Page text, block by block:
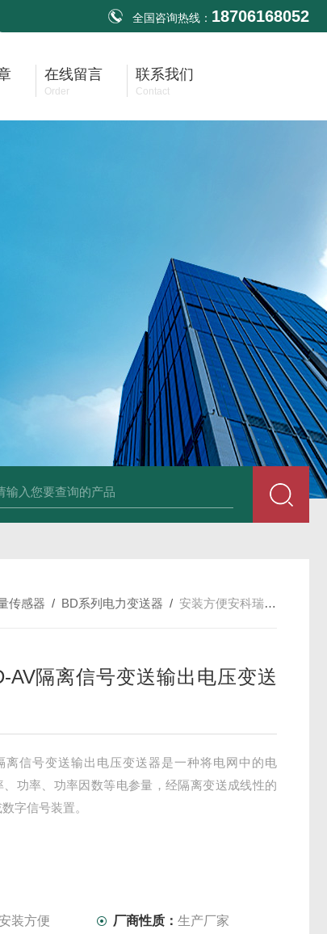
全国咨询热线： 18706168052
在线留言
Order
联系我们
Contact
0.4/B终端安防ANSNP 化解零线过载电气隐患 数据冻结
传感器 / BD系列电力变送器 / 安装方便安科瑞BD-AV隔离信号变送输出电压变送器
AV隔离信号变送输出电压变送
离信号变送输出电压变送器是一种将电网中的电
、功率、功率因数等电参量，经隔离变送成线性的
字信号装置。
装方便 厂商性质：生产厂家